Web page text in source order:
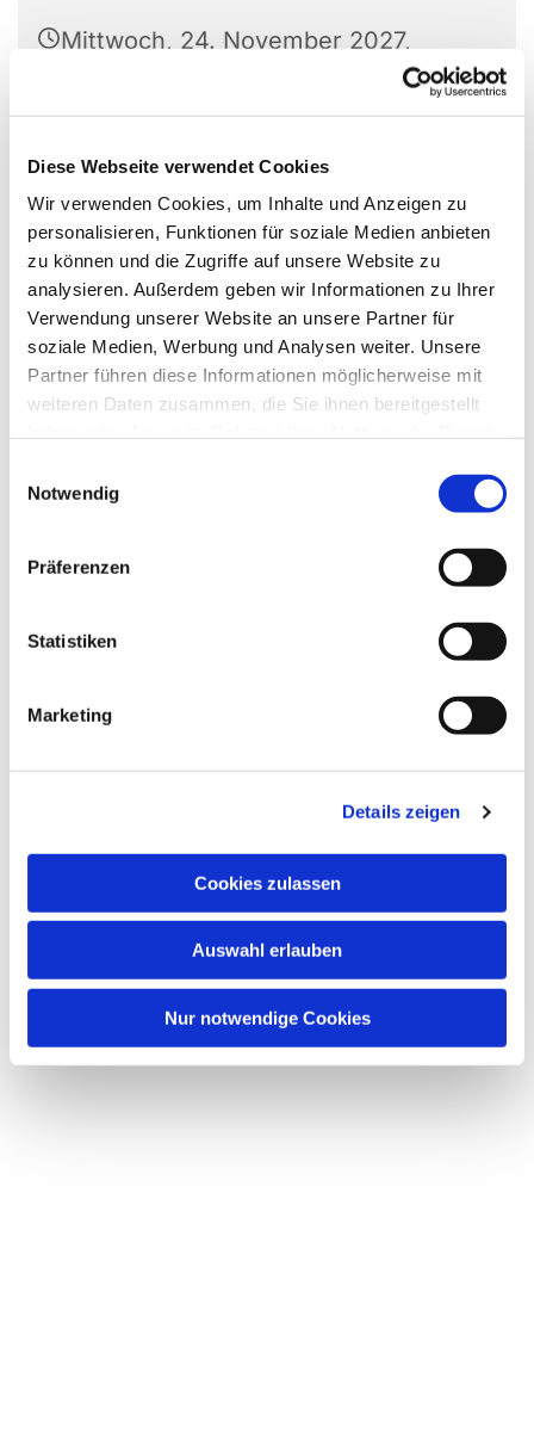
Diese Webseite verwendet Cookies
Wir verwenden Cookies, um Inhalte und Anzeigen zu
personalisieren, Funktionen für soziale Medien anbieten
zu können und die Zugriffe auf unsere Website zu
analysieren. Außerdem geben wir Informationen zu Ihrer
Verwendung unserer Website an unsere Partner für
soziale Medien, Werbung und Analysen weiter. Unsere
Partner führen diese Informationen möglicherweise mit
weiteren Daten zusammen, die Sie ihnen bereitgestellt
Notwendig
Präferenzen
Statistiken
Marketing
Details zeigen
Cookies zulassen
Auswahl erlauben
Nur notwendige Cookies
Mittwoch, 24. November 2027,
Bochum
Dies könnte Sie auch
interessieren